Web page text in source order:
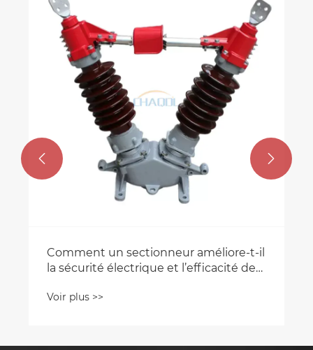
Comment un sectionneur améliore-t-il
la sécurité électrique et l’efficacité de
Voir plus >>
 